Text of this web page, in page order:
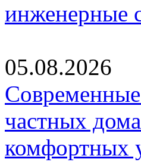
инженерные
05.08.2026
частных
комфортных